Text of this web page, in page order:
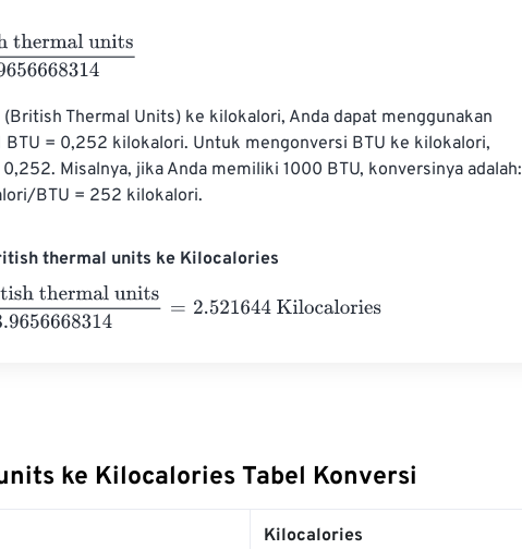
units3.9656668314
Thermal Units) ke kilokalori, Anda dapat menggunakan
= 0,252 kilokalori. Untuk mengonversi BTU ke kilokalori,
Misalnya, jika Anda memiliki 1000 BTU, konversinya adalah:
BTU = 252 kilokalori.
thermal units ke Kilocalories
units3.9656668314=2.521644 Kilocalories
ke Kilocalories Tabel Konversi
Kilocalories